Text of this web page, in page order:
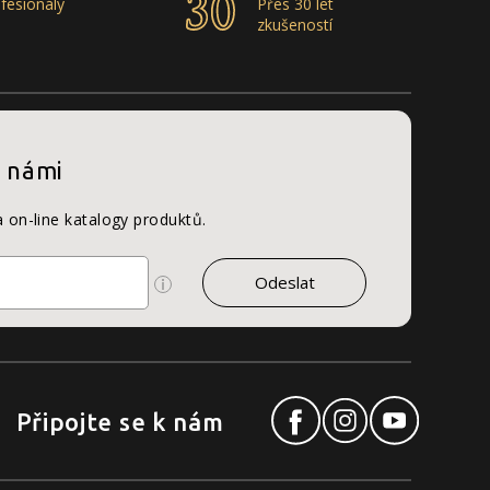
zkušeností
line katalogy produktů.
Připojte se k nám